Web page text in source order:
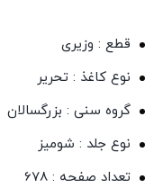
قطع : وزیری
نوع کاغذ : تحریر
گروه سنی : بزرگسالان
نوع جلد : شومیز
تعداد صفحه : 678